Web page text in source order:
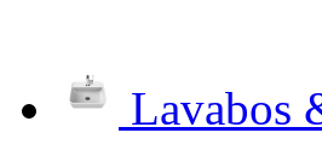
Lavabos